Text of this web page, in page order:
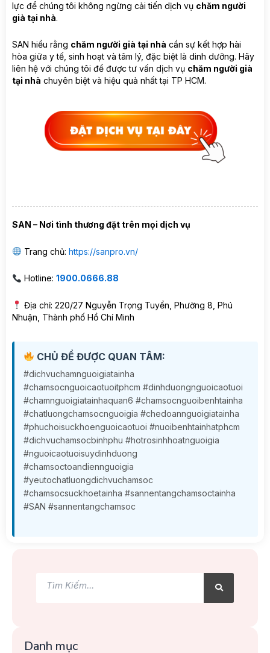
lực để chúng tôi không ngừng cải tiến dịch vụ chăm người
già tại nhà.
SAN hiểu rằng chăm người già tại nhà cần sự kết hợp hài
hòa giữa y tế, sinh hoạt và tâm lý, đặc biệt là dinh dưỡng. Hãy
liên hệ với chúng tôi để được tư vấn dịch vụ chăm người già
tại nhà chuyên biệt và hiệu quả nhất tại TP HCM.
SAN – Nơi tình thương đặt trên mọi dịch vụ
Trang chủ: https://sanpro.vn/
Hotline: 1900.0666.88
Địa chỉ: 220/27 Nguyễn Trọng Tuyển, Phường 8, Phú
Nhuận, Thành phố Hồ Chí Minh
CHỦ ĐỀ ĐƯỢC QUAN TÂM:
#dichvuchamnguoigiatainha
#chamsocnguoicaotuoitphcm #dinhduongnguoicaotuoi
#chamnguoigiatainhaquan6 #chamsocnguoibenhtainha
#chatluongchamsocnguoigia #chedoannguoigiatainha
#phuchoisuckhoenguoicaotuoi #nuoibenhtainhatphcm
#dichvuchamsocbinhphu #hotrosinhhoatnguoigia
#nguoicaotuoisuydinhduong
#chamsoctoandiennguoigia
#yeutochatluongdichvuchamsoc
#chamsocsuckhoetainha #sannentangchamsoctainha
#SAN #sannentangchamsoc
kiếm
Tìm
Danh mục